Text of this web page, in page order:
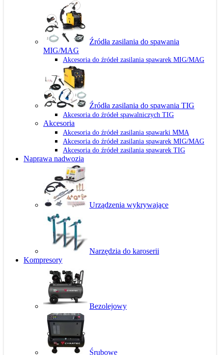
Źródła zasilania do spawania
MIG/MAG
Akcesoria do źródeł zasilania spawarek MIG/MAG
Źródła zasilania do spawania TIG
Akcesoria do źródeł spawalniczych TIG
Akcesoria
Akcesoria do źródeł zasilania spawarki MMA
Akcesoria do źródeł zasilania spawarek MIG/MAG
Akcesoria do źródeł zasilania spawarek TIG
Naprawa nadwozia
Urządzenia wykrywające
Narzędzia do karoserii
Kompresory
Bezolejowy
Śrubowe